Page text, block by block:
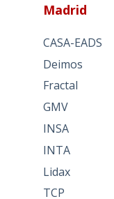
Madrid
CASA-EADS
Deimos
Fractal
GMV
INSA
INTA
Lidax
TCP